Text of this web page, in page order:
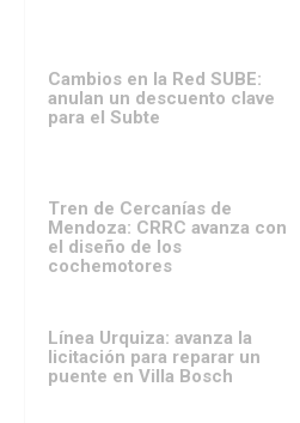
Cambios en la Red SUBE:
anulan un descuento clave
para el Subte
Tren de Cercanías de
Mendoza: CRRC avanza con
el diseño de los
cochemotores
Línea Urquiza: avanza la
licitación para reparar un
puente en Villa Bosch